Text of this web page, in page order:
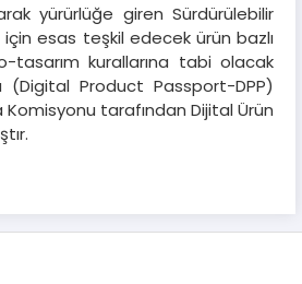
yürürlüğe giren Sürdürülebilir
için esas teşkil edecek ürün bazlı
tasarım kurallarına tabi olacak
(Digital Product Passport-DPP)
tarafından Dijital Ürün